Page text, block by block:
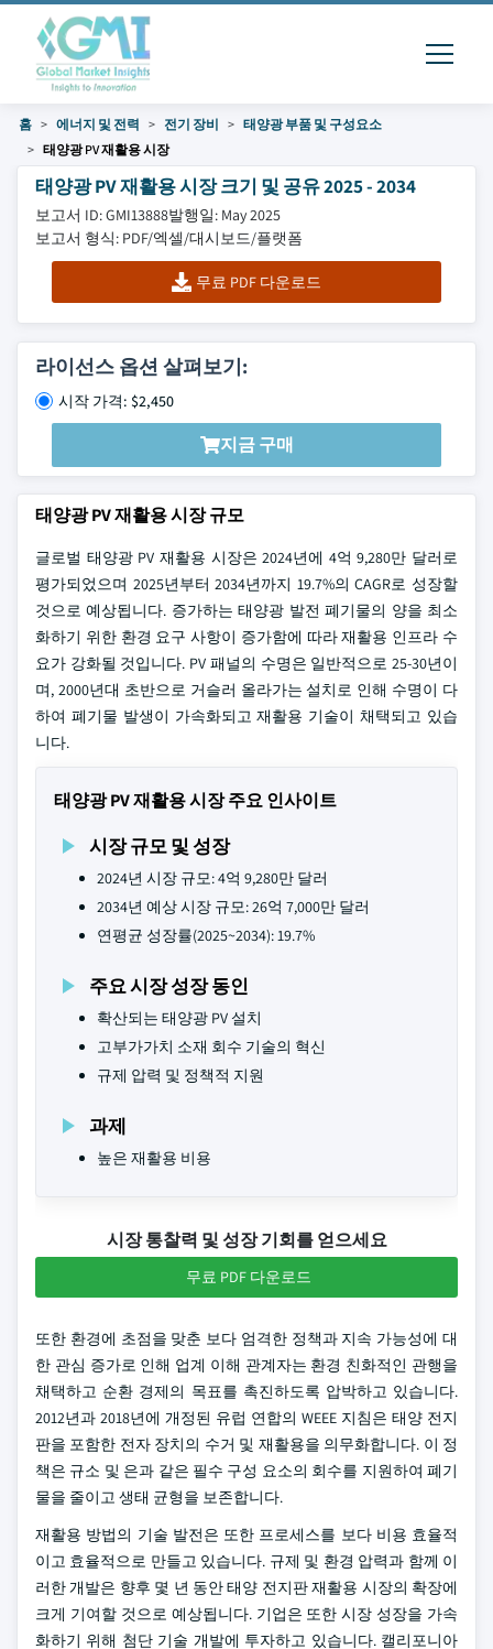
홈 에너지 및 전력 전기 장비
태양광 부품 및 구성요소
태양광 PV 재활용 시장
태양광 PV 재활용 시장 크기 및 공유 2025 - 2034
보고서 ID: GMI13888발행일: May 2025
보고서 형식: PDF/엑셀/대시보드/플랫폼
무료 PDF 다운로드
라이선스 옵션 살펴보기:
시작 가격: $2,450
지금 구매
태양광 PV 재활용 시장 규모
글로벌 태양광 PV 재활용 시장은 2024년에 4억 9,280만 달러로
평가되었으며 2025년부터 2034년까지 19.7%의 CAGR로 성장할
것으로 예상됩니다. 증가하는 태양광 발전 폐기물의 양을 최소
화하기 위한 환경 요구 사항이 증가함에 따라 재활용 인프라 수
요가 강화될 것입니다. PV 패널의 수명은 일반적으로 25-30년이
며, 2000년대 초반으로 거슬러 올라가는 설치로 인해 수명이 다
하여 폐기물 발생이 가속화되고 재활용 기술이 채택되고 있습
니다.
태양광 PV 재활용 시장 주요 인사이트
시장 규모 및 성장
2024년 시장 규모: 4억 9,280만 달러
2034년 예상 시장 규모: 26억 7,000만 달러
연평균 성장률(2025~2034): 19.7%
주요 시장 성장 동인
확산되는 태양광 PV 설치
고부가가치 소재 회수 기술의 혁신
규제 압력 및 정책적 지원
과제
높은 재활용 비용
시장 통찰력 및 성장 기회를 얻으세요
무료 PDF 다운로드
또한 환경에 초점을 맞춘 보다 엄격한 정책과 지속 가능성에 대
한 관심 증가로 인해 업계 이해 관계자는 환경 친화적인 관행을
채택하고 순환 경제의 목표를 촉진하도록 압박하고 있습니다.
2012년과 2018년에 개정된 유럽 연합의 WEEE 지침은 태양 전지
판을 포함한 전자 장치의 수거 및 재활용을 의무화합니다. 이 정
책은 규소 및 은과 같은 필수 구성 요소의 회수를 지원하여 폐기
물을 줄이고 생태 균형을 보존합니다.
재활용 방법의 기술 발전은 또한 프로세스를 보다 비용 효율적
이고 효율적으로 만들고 있습니다. 규제 및 환경 압력과 함께 이
러한 개발은 향후 몇 년 동안 태양 전지판 재활용 시장의 확장에
크게 기여할 것으로 예상됩니다. 기업은 또한 시장 성장을 가속
화하기 위해 첨단 기술 개발에 투자하고 있습니다. 캘리포니아